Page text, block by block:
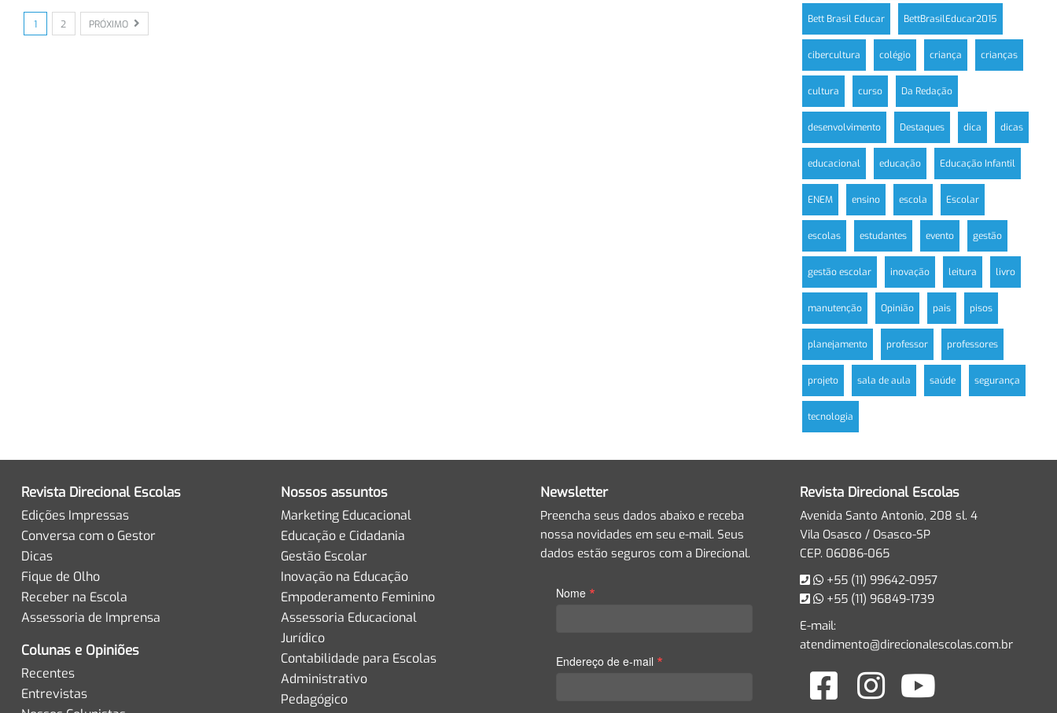
1 2 PRÓXIMO Bett Brasil Educar BettBrasilEducar2015
cibercultura colégio criança crianças
cultura curso Da Redação
desenvolvimento Destaques dica dicas
educacional educação Educação Infantil
ENEM ensino escola Escolar
escolas estudantes evento gestão
gestão escolar inovação leitura livro
manutenção Opinião pais pisos
planejamento professor professores
projeto sala de aula saúde segurança
tecnologia
Revista Direcional Escolas
Edições Impressas
Conversa com o Gestor
Dicas
Fique de Olho
Receber na Escola
Assessoria de Imprensa
Colunas e Opiniões
Recentes
Entrevistas
Nossos assuntos
Marketing Educacional
Educação e Cidadania
Gestão Escolar
Inovação na Educação
Empoderamento Feminino
Assessoria Educacional
Jurídico
Contabilidade para Escolas
Administrativo
Pedagógico
Newsletter
Preencha seus dados abaixo e receba
nossa novidades em seu e-mail. Seus
dados estão seguros com a Direcional.
Nome *
Endereço de e-mail *
Revista Direcional Escolas
Avenida Santo Antonio, 208 sl. 4
Vila Osasco / Osasco-SP
CEP. 06086-065
+55 (11) 99642-0957
+55 (11) 96849-1739
E-mail:
atendimento@direcionalescolas.com.br